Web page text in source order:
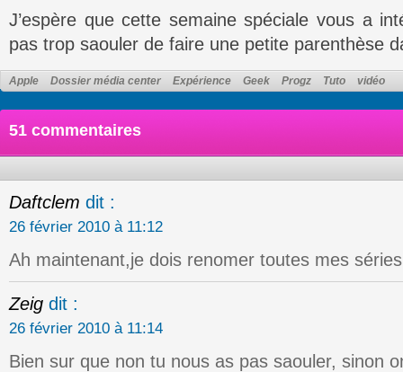
J’espère que cette semaine spéciale vous a
pas trop saouler de faire une petite parenthèse
Apple Dossier média center Expérience Geek Progz Tuto vidéo
51 commentaires
Daftclem dit :
26 février 2010 à 11:12
Ah maintenant,je dois renomer toutes mes
Zeig dit :
26 février 2010 à 11:14
Bien sur que non tu nous as pas saouler, sinon